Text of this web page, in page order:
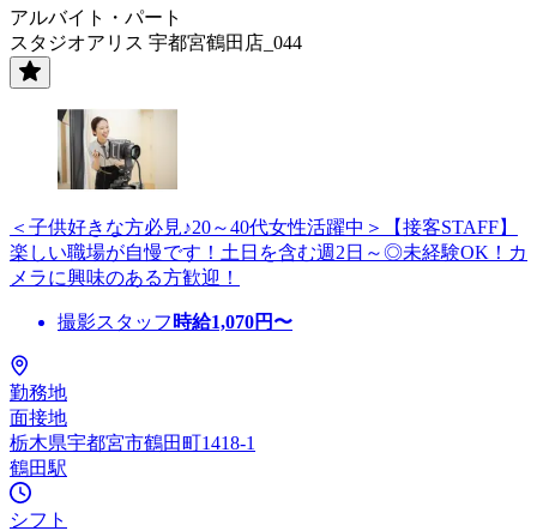
アルバイト・パート
スタジオアリス 宇都宮鶴田店_044
＜子供好きな方必見♪20～40代女性活躍中＞【接客STAFF】
楽しい職場が自慢です！土日を含む週2日～◎未経験OK！カ
メラに興味のある方歓迎！
撮影スタッフ 時給1,070円〜
勤務地
面接地
栃木県宇都宮市鶴田町1418-1
鶴田駅
シフト